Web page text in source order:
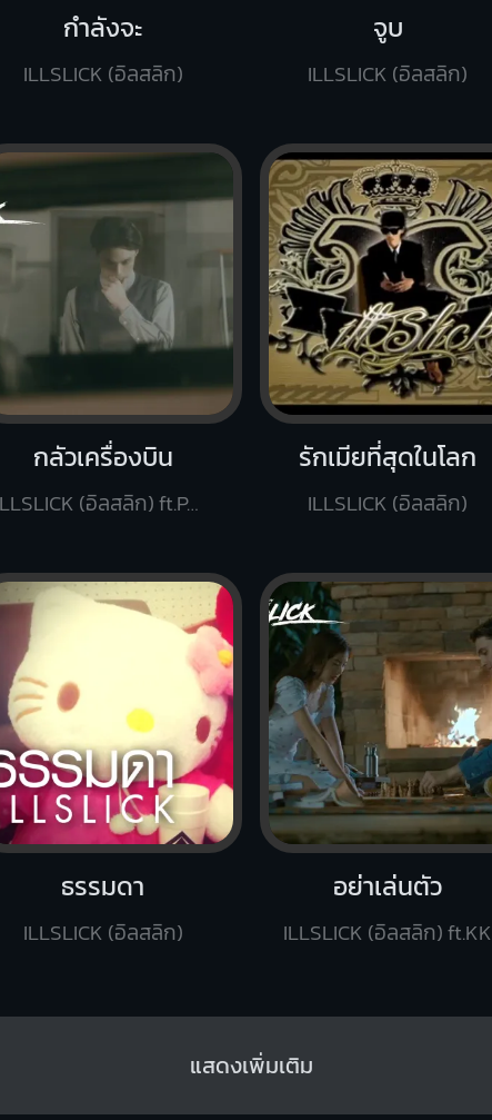
กำลังจะ
ILLSLICK (อิลสลิก)
จูบ
ILLSLICK (อิลสลิก)
กลัวเครื่องบิน
ILLSLICK (อิลสลิก) ft.PALMY
รักเมียที่สุดในโลก
ILLSLICK (อิลสลิก)
ธรรมดา
ILLSLICK (อิลสลิก)
อย่าเล่นตัว
ILLSLICK (อิลสลิก) ft.KK
แสดงเพิ่มเติม